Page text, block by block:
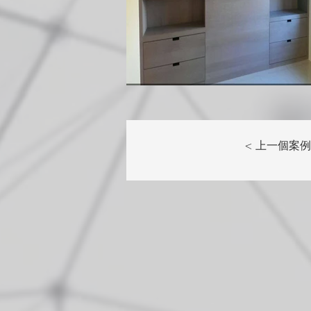
< 上一個案例